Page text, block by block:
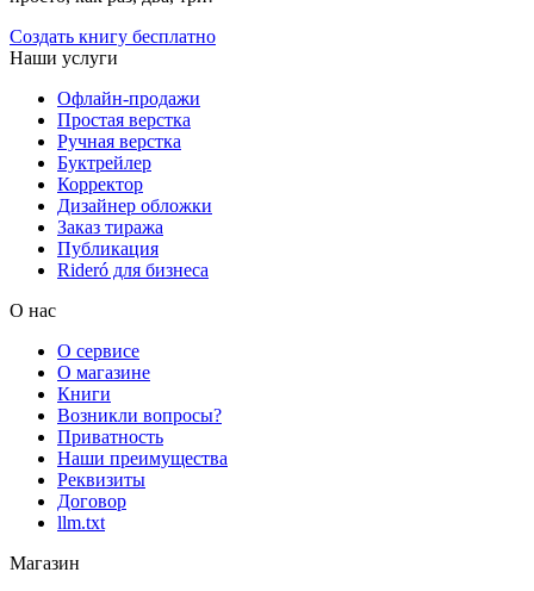
Создать книгу бесплатно
Наши услуги
Офлайн-продажи
Простая верстка
Ручная верстка
Буктрейлер
Корректор
Дизайнер обложки
Заказ тиража
Публикация
Rideró для бизнеса
О нас
О сервисе
О магазине
Книги
Возникли вопросы?
Приватность
Наши преимущества
Реквизиты
Договор
llm.txt
Магазин